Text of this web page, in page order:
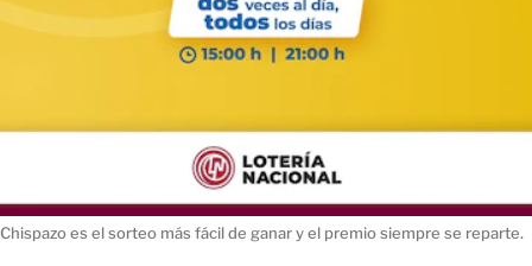
Chispazo es el sorteo más fácil de ganar y el premio siempre se reparte.